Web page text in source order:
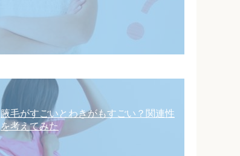
腋毛がすごいとわきがもすごい？関連性
を考えてみた